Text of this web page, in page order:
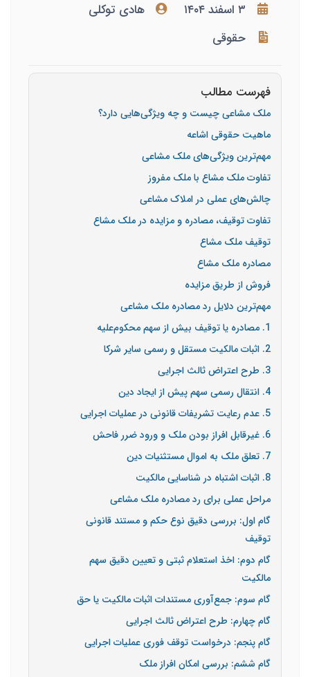
۳ اسفند ۱۴۰۴
هادی توکلی
حقوقی
فهرست مطالب
ملک مشاعی چیست و چه ویژگی‌هایی دارد؟
ماهیت حقوقی اشاعه
مهم‌ترین ویژگی‌های ملک مشاعی
تفاوت ملک مشاع با ملک مفروز
چالش‌های عملی در املاک مشاعی
تفاوت توقیف، مصادره و مزایده در ملک مشاع
توقیف ملک مشاع
مصادره ملک مشاع
فروش از طریق مزایده
مهم‌ترین دلایل رد مصادره ملک مشاعی
1. مصادره یا توقیف بیش از سهم محکوم‌علیه
2. اثبات مالکیت مستقل و رسمی سایر شرکا
3. طرح اعتراض ثالث اجرایی
4. انتقال رسمی سهم پیش از ایجاد دین
5. عدم رعایت تشریفات قانونی در عملیات اجرایی
6. غیرقابل افراز بودن ملک و ورود ضرر فاحش
7. تعلق ملک به اموال مستثنیات دین
8. اثبات اشتباه در شناسایی مالکیت
مراحل عملی برای رد مصادره ملک مشاعی
گام اول: بررسی دقیق نوع حکم و مستند قانونی
توقیف
گام دوم: اخذ استعلام ثبتی و تعیین دقیق سهم
مالکیت
گام سوم: جمع‌آوری مستندات اثبات مالکیت یا حق
گام چهارم: طرح اعتراض ثالث اجرایی
گام پنجم: درخواست توقف فوری عملیات اجرایی
گام ششم: بررسی امکان افراز ملک